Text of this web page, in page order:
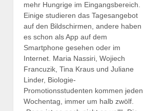
mehr Hungrige im Eingangsbereich.
Einige studieren das Tagesangebot
auf den Bildschirmen, andere haben
es schon als App auf dem
Smartphone gesehen oder im
Internet. Maria Nassiri, Wojiech
Francuzik, Tina Kraus und Juliane
Linder, Biologie-
Promotionsstudenten kommen jeden
Wochentag, immer um halb zwölf.